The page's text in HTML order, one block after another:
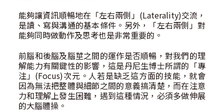
能夠讓資訊順暢地在「左右兩側」(Laterality)交流，
是讀、寫與溝通的基本條件。另外，「左右兩側」對
能夠同時做動作及思考也是非常重要的。
前腦和後腦及腦莖之間的運作是否順暢，對我們的理
解能力有關鍵性的影響，這是丹尼生博士所謂的「專
注」(Focus)次元。人若是缺乏這方面的技能，就會
因為無法把整體與細節之間的意義搞清楚，而在注意
力和理解上發生困難，遇到這種情況，必須多做伸展
的大腦體操。